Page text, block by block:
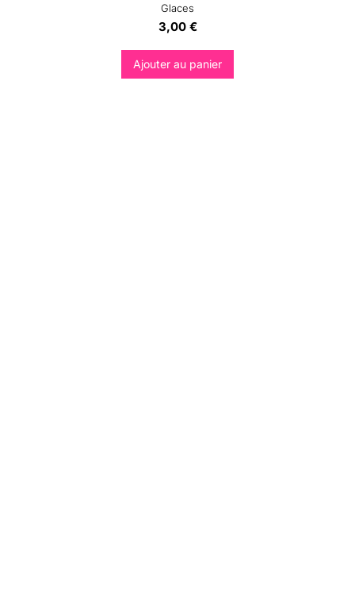
Glaces
3,00 €
Ajouter au panier